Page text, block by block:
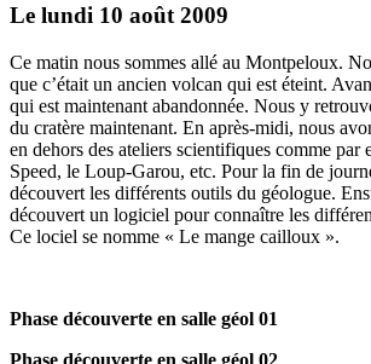
Le lundi 10 août 2009
Ce matin nous sommes allé au Montpeloux.
que c’était un ancien volcan qui est éteint.
qui est maintenant abandonnée. Nous y
du cratère maintenant. En après-midi, nous
en dehors des ateliers scientifiques comme par
Speed, le Loup-Garou, etc. Pour la fin de
découvert les différents outils du géologue.
découvert un logiciel pour connaître les
Ce lociel se nomme « Le mange cailloux ».
Phase découverte en salle géol 01
Phase découverte en salle géol 02